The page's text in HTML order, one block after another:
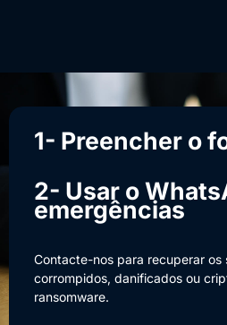
1- Preencher o
2- Usar o
emergências
Contacte-nos para recuperar os
corrompidos, danificados ou
ransomware.